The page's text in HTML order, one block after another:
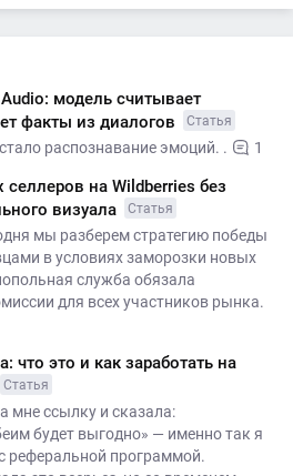
модель считывает
факты из диалогов
Статья
распознавание эмоций. . 1
на Wildberries без
визуала
Статья
мы разберем стратегию победы
в условиях заморозки новых
служба обязала
для всех участников рынка.
что это и как заработать на
Статья
мне ссылку и сказала:
будет выгодно» — именно так я
реферальной программой.